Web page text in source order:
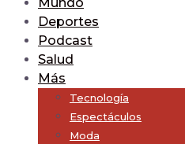
Deportes
Podcast
Salud
Más
Tecnología
Espectáculos
Moda